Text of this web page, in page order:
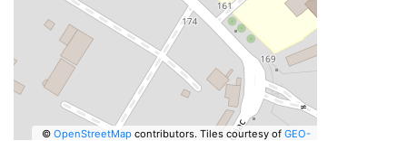
© OpenStreetMapcontributors. Tiles courtesy of GEO-